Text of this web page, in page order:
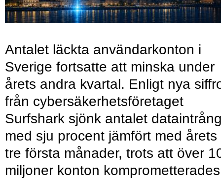
Antalet läckta användarkonton i
Sverige fortsatte att minska under
årets andra kvartal. Enligt nya
från cybersäkerhetsföretaget
Surfshark sjönk antalet
med sju procent jämfört med årets
tre första månader, trots att över
miljoner konton komprometterades